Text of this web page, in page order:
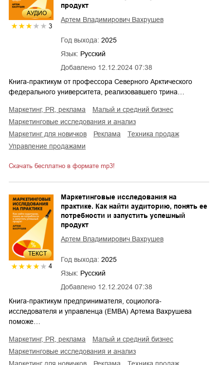
AУДИО
3
Добавлено 12.12.2024 07:38
продукт
Артем Владимирович Вахрушев
Год выхода: 2025
Язык: Русский
Книга-практикум от профессора Северного Арктического
федерального университета, реализовавшего трина…
маркетинг, PR, реклама
малый и средний бизнес
маркетинговые исследования и анализ
маркетинг для новичков
реклама
техника продаж
управление продажами
Скачать бесплатно в формате mp3!
ТЕКСТ
4
Добавлено 12.12.2024 07:38
Маркетинговые исследования на
практике. Как найти аудиторию, понять ее
потребности и запустить успешный
продукт
Артем Владимирович Вахрушев
Год выхода: 2025
Язык: Русский
Книга-практикум предпринимателя, социолога-
исследователя и управленца (EMBA) Артема Вахрушева
поможе…
маркетинг, PR, реклама
малый и средний бизнес
маркетинговые исследования и анализ